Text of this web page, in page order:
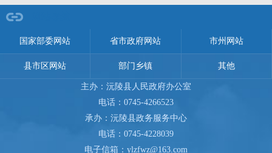
国家部委网站 省市政府网站 市州网站
县市区网站 部门乡镇 其他
主办：沅陵县人民政府办公室
电话：0745-4266523
承办：沅陵县政务服务中心
电话：0745-4228039
电子信箱：ylzfwz@163.com